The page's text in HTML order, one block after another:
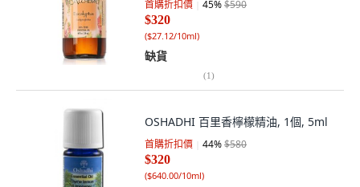
首購折扣價 45%$590
$320
($27.12/10ml)
缺貨
(1)
OSHADHI 百里香檸檬精油, 1個, 5ml
首購折扣價 44%$580
$320
($640.00/10ml)